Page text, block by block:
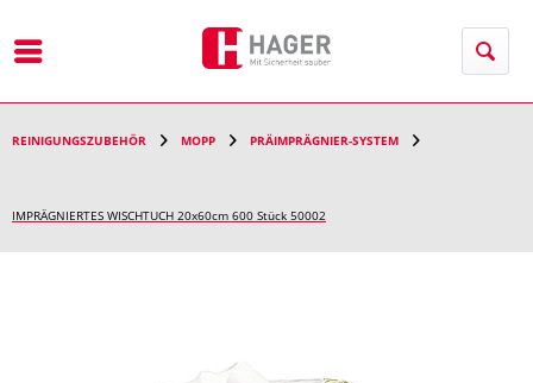
REINIGUNGSZUBEHÖR MOPP PRÄIMPRÄGNIER-SYSTEM
IMPRÄGNIERTES WISCHTUCH 20x60cm 600 Stück 50002